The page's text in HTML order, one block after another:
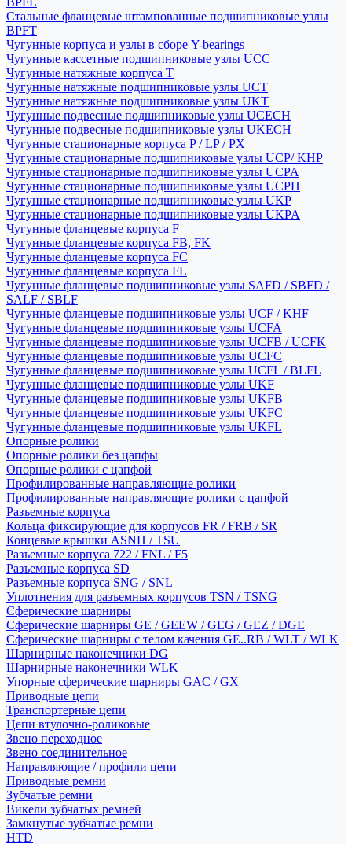
Стальные фланцевые штампованные подшипниковые узлы
BPFT
Чугунные корпуса и узлы в сборе Y-bearings
Чугунные кассетные подшипниковые узлы UCC
Чугунные натяжные корпуса T
Чугунные натяжные подшипниковые узлы UCT
Чугунные натяжные подшипниковые узлы UKT
Чугунные подвесные подшипниковые узлы UCECH
Чугунные подвесные подшипниковые узлы UKECH
Чугунные стационарные корпуса P / LP / PX
Чугунные стационарные подшипниковые узлы UCP/ KHP
Чугунные стационарные подшипниковые узлы UCPA
Чугунные стационарные подшипниковые узлы UCPH
Чугунные стационарные подшипниковые узлы UKP
Чугунные стационарные подшипниковые узлы UKPA
Чугунные фланцевые корпуса F
Чугунные фланцевые корпуса FB, FK
Чугунные фланцевые корпуса FC
Чугунные фланцевые корпуса FL
Чугунные фланцевые подшипниковые узлы SAFD / SBFD /
SALF / SBLF
Чугунные фланцевые подшипниковые узлы UCF / KHF
Чугунные фланцевые подшипниковые узлы UCFA
Чугунные фланцевые подшипниковые узлы UCFB / UCFK
Чугунные фланцевые подшипниковые узлы UCFC
Чугунные фланцевые подшипниковые узлы UCFL / BLFL
Чугунные фланцевые подшипниковые узлы UKF
Чугунные фланцевые подшипниковые узлы UKFB
Чугунные фланцевые подшипниковые узлы UKFC
Чугунные фланцевые подшипниковые узлы UKFL
Опорные ролики
Опорные ролики без цапфы
Опорные ролики с цапфой
Профилированные направляющие ролики
Профилированные направляющие ролики с цапфой
Разъемные корпуса
Кольца фиксирующие для корпусов FR / FRB / SR
Концевые крышки ASNH / TSU
Разъемные корпуса 722 / FNL / F5
Разъемные корпуса SD
Разъемные корпуса SNG / SNL
Уплотнения для разъемных корпусов TSN / TSNG
Сферические шарниры
Сферические шарниры GE / GEEW / GEG / GEZ / DGE
Сферические шарниры с телом качения GE..RB / WLT / WLK
Шарнирные наконечники DG
Шарнирные наконечники WLK
Упорные сферические шарниры GAC / GX
Приводные цепи
Транспортерные цепи
Цепи втулочно-роликовые
Звено переходное
Звено соединительное
Направляющие / профили цепи
Приводные ремни
Зубчатые ремни
Викели зубчатых ремней
Замкнутые зубчатые ремни
HTD